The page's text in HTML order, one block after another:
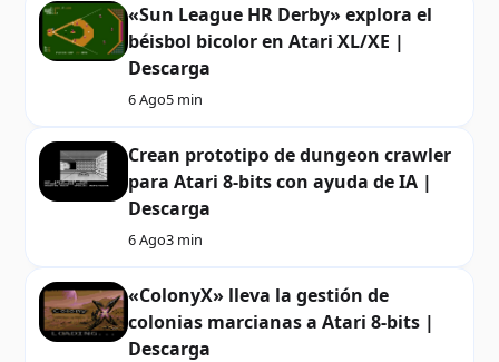
«Sun League HR Derby» explora el
béisbol bicolor en Atari XL/XE |
Descarga
6 Ago5 min
Crean prototipo de dungeon crawler
para Atari 8-bits con ayuda de IA |
Descarga
6 Ago3 min
«ColonyX» lleva la gestión de
colonias marcianas a Atari 8-bits |
Descarga